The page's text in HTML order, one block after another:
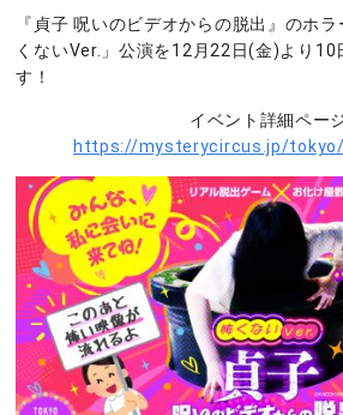
『貞子 呪いのビデオからの脱出』のホ
くないVer.」公演を12月22日(金)より10
す！
イベント詳細ペー
https://mysterycircus.jp/